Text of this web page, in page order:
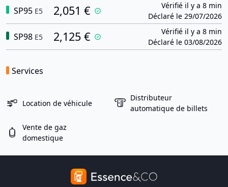
SP95 E5 2,051 €
Vérifié il y a 8 min
Déclaré le 29/07/2026
SP98 E5 2,125 €
Vérifié il y a 8 min
Déclaré le 03/08/2026
Services
Location de véhicule
Distributeur
automatique de billets
Vente de gaz
domestique